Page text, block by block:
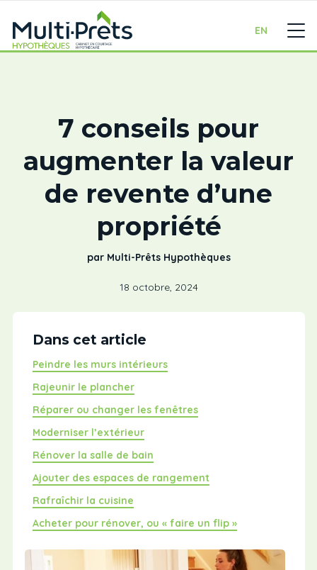
EN
7 conseils pour
augmenter la valeur
de revente d’une
propriété
par Multi-Prêts Hypothèques
18 octobre, 2024
Dans cet article
Peindre les murs intérieurs
Rajeunir le plancher
Réparer ou changer les fenêtres
Moderniser l’extérieur
Rénover la salle de bain
Ajouter des espaces de rangement
Rafraîchir la cuisine
Acheter pour rénover, ou « faire un flip »